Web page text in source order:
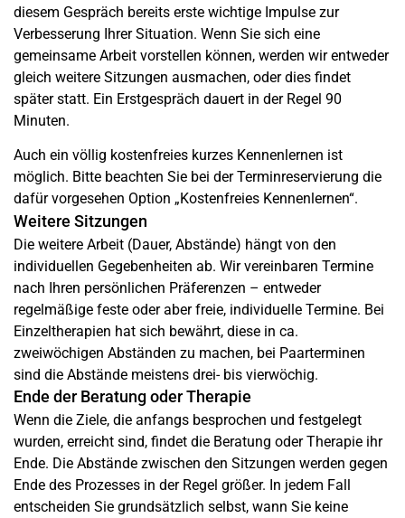
diesem Gespräch bereits erste wichtige Impulse zur
Verbesserung Ihrer Situation. Wenn Sie sich eine
gemeinsame Arbeit vorstellen können, werden wir entweder
gleich weitere Sitzungen ausmachen, oder dies findet
später statt. Ein Erstgespräch dauert in der Regel 90
Minuten.
Auch ein völlig kostenfreies kurzes Kennenlernen ist
möglich. Bitte beachten Sie bei der Terminreservierung die
dafür vorgesehen Option „Kostenfreies Kennenlernen“.
Weitere Sitzungen
Die weitere Arbeit (Dauer, Abstände) hängt von den
individuellen Gegebenheiten ab. Wir vereinbaren Termine
nach Ihren persönlichen Präferenzen – entweder
regelmäßige feste oder aber freie, individuelle Termine. Bei
Einzeltherapien hat sich bewährt, diese in ca.
zweiwöchigen Abständen zu machen, bei Paarterminen
sind die Abstände meistens drei- bis vierwöchig.
Ende der Beratung oder Therapie
Wenn die Ziele, die anfangs besprochen und festgelegt
wurden, erreicht sind, findet die Beratung oder Therapie ihr
Ende. Die Abstände zwischen den Sitzungen werden gegen
Ende des Prozesses in der Regel größer. In jedem Fall
entscheiden Sie grundsätzlich selbst, wann Sie keine